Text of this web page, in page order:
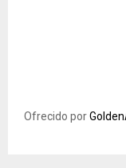
Ofrecido por